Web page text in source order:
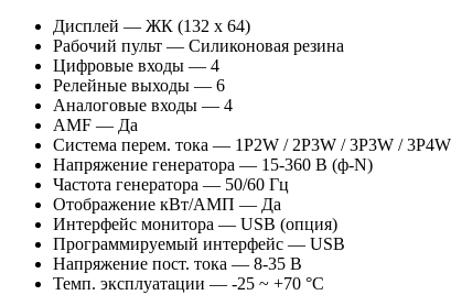
Дисплей — ЖК (132 x 64)
Рабочий пульт — Силиконовая резина
Цифровые входы — 4
Релейные выходы — 6
Аналоговые входы — 4
AMF — Да
Система перем. тока — 1P2W / 2P3W / 3P3W / 3P4W
Напряжение генератора — 15-360 В (ф-N)
Частота генератора — 50/60 Гц
Отображение кВт/АМП — Да
Интерфейс монитора — USB (опция)
Программируемый интерфейс — USB
Напряжение пост. тока — 8-35 В
Темп. эксплуатации — -25 ~ +70 °C